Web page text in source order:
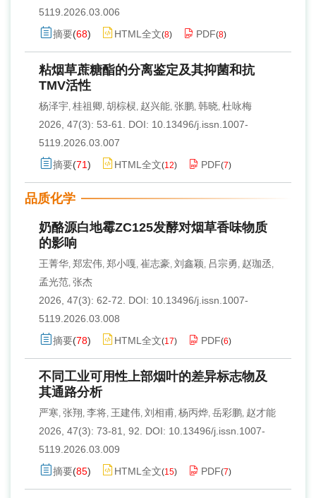
5119.2026.03.006
摘要(68) HTML全文(8) PDF(8)
粘烟草蔗糖酯的分离鉴定及其抑菌和抗
TMV活性
杨泽宇, 桂祖卿, 胡棕棂, 赵兴能, 张鹏, 韩晓, 杜咏梅
2026, 47(3): 53-61.
DOI: 10.13496/j.issn.1007-
5119.2026.03.007
摘要(71) HTML全文(12) PDF(7)
品质化学
奶酪源白地霉ZC125发酵对烟草香味物质
的影响
王菁华, 郑宏伟, 郑小嘎, 崔志豪, 刘鑫颖, 吕宗勇 , 赵珈丞,
孟光范, 张杰
2026, 47(3): 62-72.
DOI: 10.13496/j.issn.1007-
5119.2026.03.008
摘要(78) HTML全文(17) PDF(6)
不同工业可用性上部烟叶的差异标志物及
其通路分析
严寒, 张翔, 李将, 王建伟, 刘相甫, 杨丙烨, 岳彩鹏, 赵才能
2026, 47(3): 73-81, 92.
DOI: 10.13496/j.issn.1007-
5119.2026.03.009
摘要(85) HTML全文(15) PDF(7)